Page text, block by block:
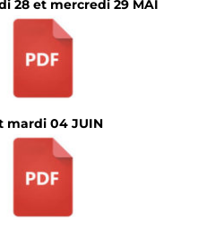
28 et mercredi 29 MAI
mardi 04 JUIN